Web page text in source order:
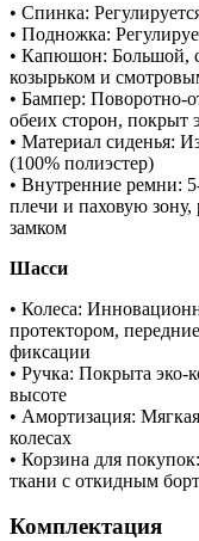
• Спинка:
• Подножка:
• Капюшон: Большой,
козырьком и
• Бампер: Поворотно-
обеих сторон, покрыт
• Материал сиденья:
(100% полиэстер)
• Внутренние ремни:
плечи и паховую
замком
Шасси
• Колеса:
протектором,
фиксации
• Ручка: Покрыта эко-
высоте
• Амортизация:
колесах
• Корзина для
ткани с откидным
Комплектация